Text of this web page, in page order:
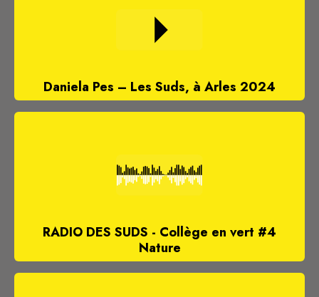
Daniela Pes – Les Suds, à Arles 2024
RADIO DES SUDS - Collège en vert #4
Nature